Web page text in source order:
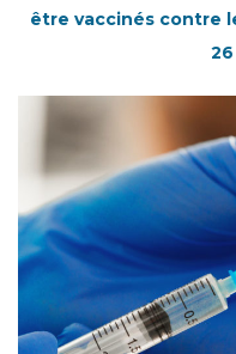
être vaccinés contre
26